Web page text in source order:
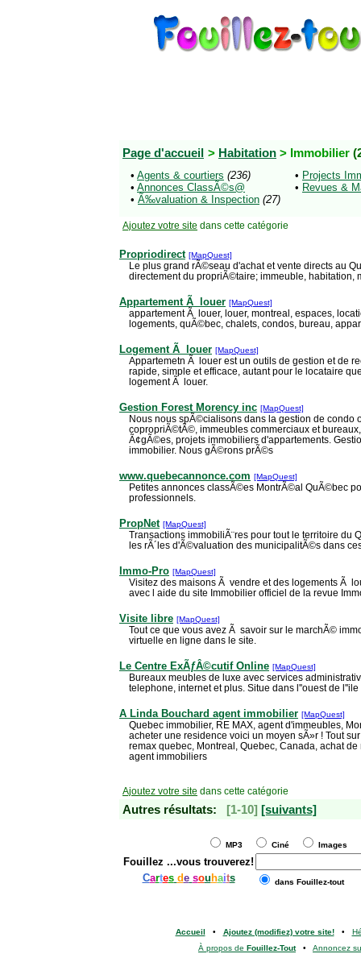
Page d'accueil > Habitation > Immobilier
• Agents & courtiers (236)
• Annonces ClassÃ©s@
• Ã‰valuation & Inspection (27)
• Projects
• Revues &
Ajoutez votre site dans cette catégorie
Propriodirect [MapQuest]
Le plus grand rÃ©seau d'achat et vente directs au
directement du propriÃ©taire; immeuble, habitation,
Appartement Ã louer [MapQuest]
appartement Ã louer, louer, montreal, espaces,
logements, quÃ©bec, chalets, condos, bureau,
Logement Ã louer [MapQuest]
Appartemetn Ã louer est un outils de gestion et de
rapide, simple et efficace, autant pour le locataire
logement Ã louer.
Gestion Forest Morency inc [MapQuest]
Nous nous spÃ©cialisons dans la gestion de condo
copropriÃ©tÃ©, immeubles commerciaux et
Ã¢gÃ©es, projets immobiliers d'appartements.
immobilier. Nous gÃ©rons prÃ©s
www.quebecannonce.com [MapQuest]
Petites annonces classÃ©es MontrÃ©al QuÃ©bec
professionnels.
PropNet [MapQuest]
Transactions immobiliÃ¨res pour tout le territoire du
les rÃ´les d'Ã©valuation des municipalitÃ©s dans
Immo-Pro [MapQuest]
Visitez des maisons Ã vendre et des logements Ã
avec l aide du site Immobilier officiel de la revue
Visite libre [MapQuest]
Tout ce que vous avez Ã savoir sur le marchÃ©
virtuelle en ligne dans le site.
Le Centre ExÃƒÂ©cutif Online [MapQuest]
Bureaux meubles de luxe avec services
telephone, internet et plus. Situe dans l''ouest de
A Linda Bouchard agent immobilier [MapQuest]
Quebec immobilier, RE MAX, agent d'immeubles,
acheter une residence voici un moyen sÃ»r ! Tout
remax quebec, Montreal, Quebec, Canada, achat
agent immobiliers
Ajoutez votre site dans cette catégorie
Autres résultats: [1-10] [suivants]
MP3 Ciné Images
Fouillez ...vous trouverez!
Cartes de sou haits dans Fouillez-tout
Accueil • Ajoutez (modifiez) votre site!•
À propos de Fouillez-Tout• Annoncez